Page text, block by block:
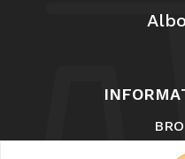
NOUS